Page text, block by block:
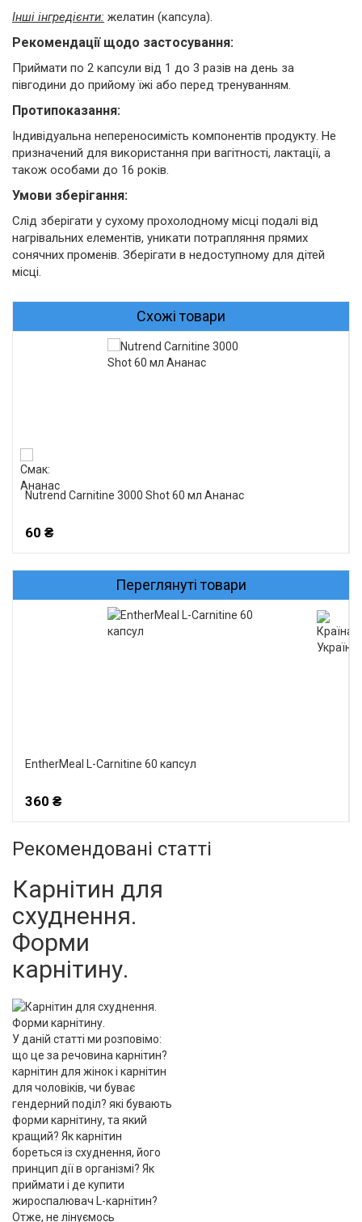
Інші інгредієнти: желатин (капсула).
Рекомендації щодо застосування:
Приймати по 2 капсули від 1 до 3 разів на день за
півгодини до прийому їжі або перед тренуванням.
Протипоказання:
Індивідуальна непереносимість компонентів продукту. Не
призначений для використання при вагітності, лактації, а
також особами до 16 років.
Умови зберігання:
Слід зберігати у сухому прохолодному місці подалі від
нагрівальних елементів, уникати потрапляння прямих
сонячних променів. Зберігати в недоступному для дітей
місці.
Схожі товари
Nutrend Carnitine 3000 Shot 60 мл Ананас
60 ₴
Переглянуті товари
EntherMeal L-Carnitine 60 капсул
360 ₴
Рекомендовані статті
Карнітин для
схуднення.
Форми
карнітину.
У даній статті ми розповімо:
що це за речовина карнітин?
карнітин для жінок і карнітин
для чоловіків, чи буває
гендерний поділ? які бувають
форми карнітину, та який
кращий? Як карнітин
бореться із схуднення, його
принцип дії в організмі? Як
приймати і де купити
жироспалювач L-карнітин?
Отже, не лінуємось